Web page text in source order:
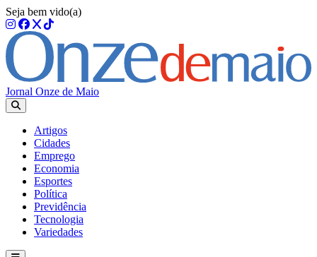
Seja bem vido(a)
Jornal Onze de Maio
Artigos
Cidades
Emprego
Economia
Esportes
Política
Previdência
Tecnologia
Variedades